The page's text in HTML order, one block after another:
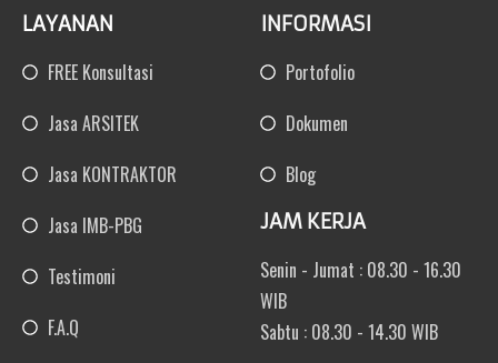
LAYANAN
FREE Konsultasi
Jasa ARSITEK
Jasa KONTRAKTOR
Jasa IMB-PBG
Testimoni
F.A.Q
INFORMASI
Portofolio
Dokumen
Blog
JAM KERJA
Senin - Jumat : 08.30 - 16.30
WIB
Sabtu : 08.30 - 14.30 WIB